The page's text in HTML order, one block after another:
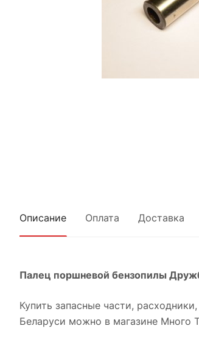
Описание Оплата Доставка
Палец поршневой бензопилы
Купить запасные части,
Беларуси можно в магазине Много